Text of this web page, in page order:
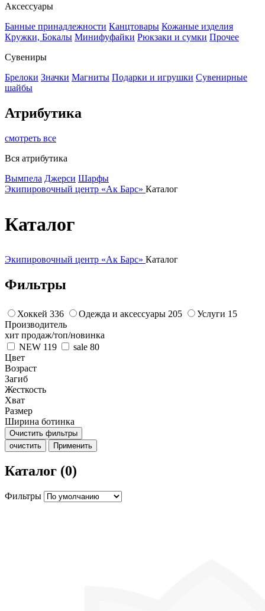
Аксессуары
Банные принадлежности Канцтовары Кожаные изделия
Кружки, Бокалы Минифуфайки Рюкзаки и сумки Прочее
Сувениры
Брелоки Значки Магниты Подарки и игрушки Сувенирные
шайбы
Атрибутика
смотреть все
Вся атрибутика
Вымпела Джерси Шарфы
Экипировочный центр «Ак Барс» Каталог
Каталог
Экипировочный центр «Ак Барс» Каталог
Фильтры
Хоккей 336 Одежда и аксессуары 205 Услуги 15
Производитель
хит продаж/топ/новинка
NEW 119 sale 80
Цвет
Возраст
Загиб
Жесткость
Хват
Размер
Ширина ботинка
Очистить фильтры
очистить
Применить
Каталог (0)
Фильтры